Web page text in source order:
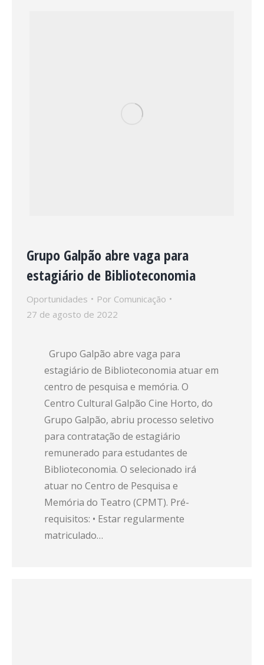
Grupo Galpão abre vaga para
estagiário de Biblioteconomia
Oportunidades Por Comunicação
27 de agosto de 2022
Grupo Galpão abre vaga para
estagiário de Biblioteconomia atuar em
centro de pesquisa e memória. O
Centro Cultural Galpão Cine Horto, do
Grupo Galpão, abriu processo seletivo
para contratação de estagiário
remunerado para estudantes de
Biblioteconomia. O selecionado irá
atuar no Centro de Pesquisa e
Memória do Teatro (CPMT). Pré-
requisitos: • Estar regularmente
matriculado…